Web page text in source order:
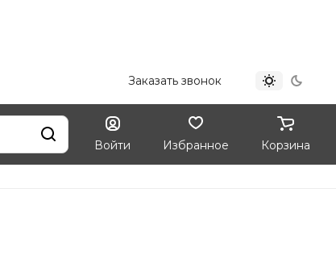
Заказать звонок
Войти Избранное Корзина